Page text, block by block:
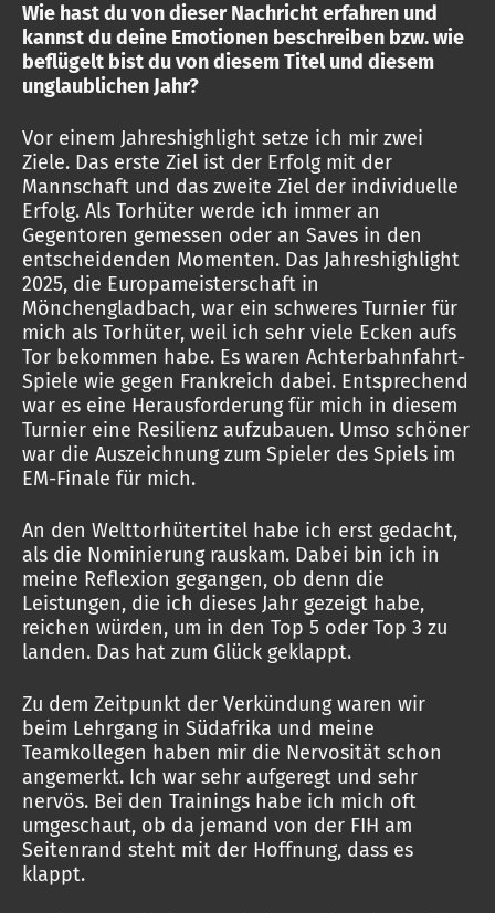
Wie hast du von dieser Nachricht erfahren und
kannst du deine Emotionen beschreiben bzw. wie
beflügelt bist du von diesem Titel und diesem
unglaublichen Jahr?
Vor einem Jahreshighlight setze ich mir zwei
Ziele. Das erste Ziel ist der Erfolg mit der
Mannschaft und das zweite Ziel der individuelle
Erfolg. Als Torhüter werde ich immer an
Gegentoren gemessen oder an Saves in den
entscheidenden Momenten. Das Jahreshighlight
2025, die Europameisterschaft in
Mönchengladbach, war ein schweres Turnier für
mich als Torhüter, weil ich sehr viele Ecken aufs
Tor bekommen habe. Es waren Achterbahnfahrt-
Spiele wie gegen Frankreich dabei. Entsprechend
war es eine Herausforderung für mich in diesem
Turnier eine Resilienz aufzubauen. Umso schöner
war die Auszeichnung zum Spieler des Spiels im
EM-Finale für mich.
An den Welttorhütertitel habe ich erst gedacht,
als die Nominierung rauskam. Dabei bin ich in
meine Reflexion gegangen, ob denn die
Leistungen, die ich dieses Jahr gezeigt habe,
reichen würden, um in den Top 5 oder Top 3 zu
landen. Das hat zum Glück geklappt.
Zu dem Zeitpunkt der Verkündung waren wir
beim Lehrgang in Südafrika und meine
Teamkollegen haben mir die Nervosität schon
angemerkt. Ich war sehr aufgeregt und sehr
nervös. Bei den Trainings habe ich mich oft
umgeschaut, ob da jemand von der FIH am
Seitenrand steht mit der Hoffnung, dass es
klappt.